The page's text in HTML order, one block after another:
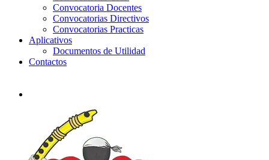
Convocatoria Docentes
Convocatorias Directivos
Convocatorias Practicas
Aplicativos
Documentos de Utilidad
Contactos